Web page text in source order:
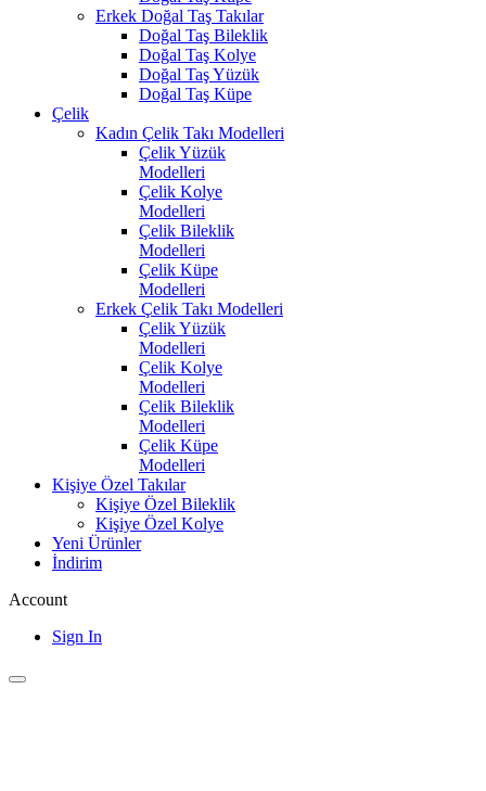
Erkek Doğal Taş Takılar
Doğal Taş Bileklik
Doğal Taş Kolye
Doğal Taş Yüzük
Doğal Taş Küpe
Çelik
Kadın Çelik Takı Modelleri
Çelik Yüzük
Modelleri
Çelik Kolye
Modelleri
Çelik Bileklik
Modelleri
Çelik Küpe
Modelleri
Erkek Çelik Takı Modelleri
Çelik Yüzük
Modelleri
Çelik Kolye
Modelleri
Çelik Bileklik
Modelleri
Çelik Küpe
Modelleri
Kişiye Özel Takılar
Kişiye Özel Bileklik
Kişiye Özel Kolye
Yeni Ürünler
İndirim
Account
Sign In